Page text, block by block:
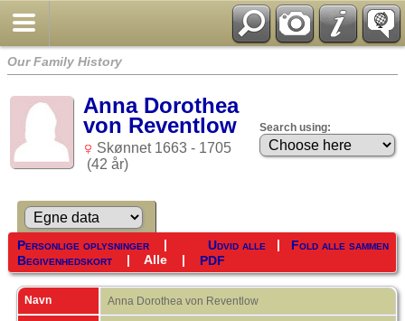
Our Family History
Anna Dorothea
von Reventlow
Skønnet 1663 - 1705
(42 år)
Search using:
Udvid alle | Fold alle sammen
Personlige oplysninger|
Begivenhedskort| Alle| PDF
Navn Anna Dorothea von Reventlow